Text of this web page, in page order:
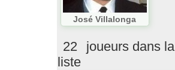
José Villalonga
22
joueurs dans la
liste